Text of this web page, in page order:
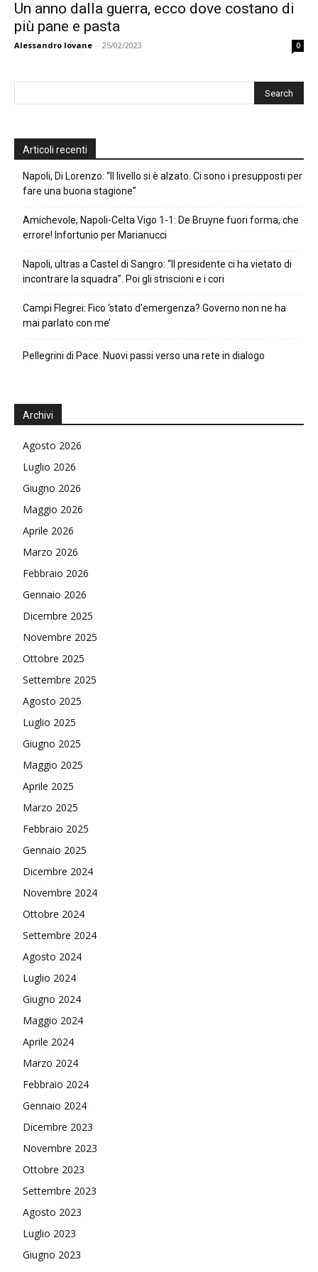
Un anno dalla guerra, ecco dove costano di
più pane e pasta
Alessandro Iovane - 25/02/2023 0
Articoli recenti
Napoli, Di Lorenzo: “Il livello si è alzato. Ci sono i presupposti per
fare una buona stagione”
Amichevole, Napoli-Celta Vigo 1-1: De Bruyne fuori forma, che
errore! Infortunio per Marianucci
Napoli, ultras a Castel di Sangro: “Il presidente ci ha vietato di
incontrare la squadra”. Poi gli striscioni e i cori
Campi Flegrei: Fico ‘stato d’emergenza? Governo non ne ha
mai parlato con me’
Pellegrini di Pace. Nuovi passi verso una rete in dialogo
Archivi
Agosto 2026
Luglio 2026
Giugno 2026
Maggio 2026
Aprile 2026
Marzo 2026
Febbraio 2026
Gennaio 2026
Dicembre 2025
Novembre 2025
Ottobre 2025
Settembre 2025
Agosto 2025
Luglio 2025
Giugno 2025
Maggio 2025
Aprile 2025
Marzo 2025
Febbraio 2025
Gennaio 2025
Dicembre 2024
Novembre 2024
Ottobre 2024
Settembre 2024
Agosto 2024
Luglio 2024
Giugno 2024
Maggio 2024
Aprile 2024
Marzo 2024
Febbraio 2024
Gennaio 2024
Dicembre 2023
Novembre 2023
Ottobre 2023
Settembre 2023
Agosto 2023
Luglio 2023
Giugno 2023